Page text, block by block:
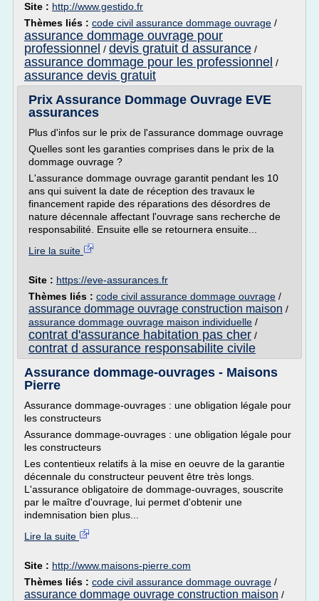
Site : http://www.gestido.fr
Thèmes liés : code civil assurance dommage ouvrage /
assurance dommage ouvrage pour
professionnel / devis gratuit d assurance /
assurance dommage pour les professionnel /
assurance devis gratuit
Prix Assurance Dommage Ouvrage EVE
assurances
Plus d'infos sur le prix de l'assurance dommage ouvrage
Quelles sont les garanties comprises dans le prix de la
dommage ouvrage ?
L'assurance dommage ouvrage garantit pendant les 10
ans qui suivent la date de réception des travaux le
financement rapide des réparations des désordres de
nature décennale affectant l'ouvrage sans recherche de
responsabilité. Ensuite elle se retournera ensuite...
Lire la suite
Site : https://eve-assurances.fr
Thèmes liés : code civil assurance dommage ouvrage /
assurance dommage ouvrage construction maison /
assurance dommage ouvrage maison individuelle /
contrat d'assurance habitation pas cher /
contrat d assurance responsabilite civile
Assurance dommage-ouvrages - Maisons
Pierre
Assurance dommage-ouvrages : une obligation légale pour
les constructeurs
Assurance dommage-ouvrages : une obligation légale pour
les constructeurs
Les contentieux relatifs à la mise en oeuvre de la garantie
décennale du constructeur peuvent être très longs.
L'assurance obligatoire de dommage-ouvrages, souscrite
par le maître d'ouvrage, lui permet d'obtenir une
indemnisation bien plus...
Lire la suite
Site : http://www.maisons-pierre.com
Thèmes liés : code civil assurance dommage ouvrage /
assurance dommage ouvrage construction maison /